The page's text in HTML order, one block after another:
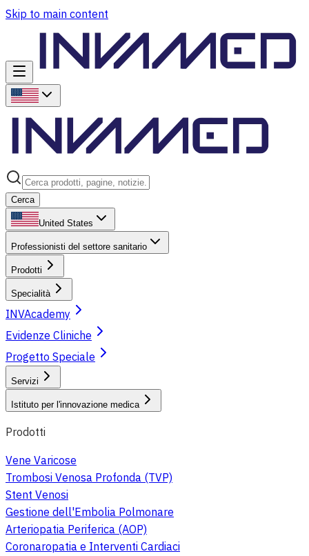
Skip to main content
Cerca
United States
Professionisti del settore sanitario
Prodotti
Specialità
INVAcademy
Evidenze Cliniche
Progetto Speciale
Servizi
Istituto per l'innovazione medica
Prodotti
Vene Varicose
Trombosi Venosa Profonda (TVP)
Stent Venosi
Gestione dell'Embolia Polmonare
Arteriopatia Periferica (AOP)
Coronaropatia e Interventi Cardiaci